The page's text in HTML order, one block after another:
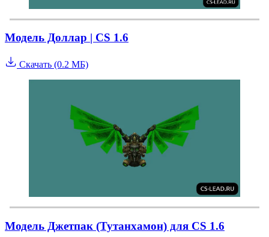
Модель Доллар | CS 1.6
Скачать (0.2 МБ)
Модель Джетпак (Тутанхамон) для CS 1.6